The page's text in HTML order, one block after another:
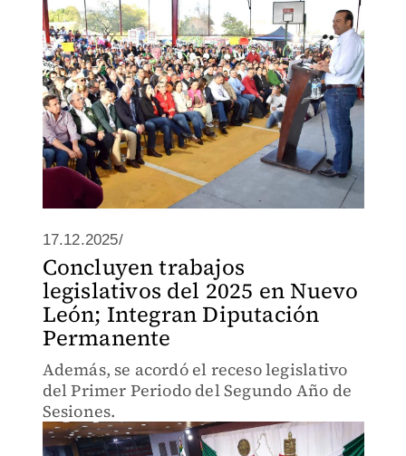
17.12.2025/
Concluyen trabajos
legislativos del 2025 en Nuevo
León; Integran Diputación
Permanente
Además, se acordó el receso legislativo
del Primer Periodo del Segundo Año de
Sesiones.